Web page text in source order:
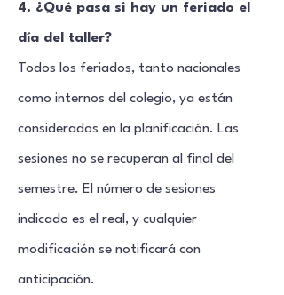
4. ¿Qué pasa si hay un feriado el
día del taller?
Todos los feriados, tanto nacionales
como internos del colegio, ya están
considerados en la planificación. Las
sesiones no se recuperan al final del
semestre. El número de sesiones
indicado es el real, y cualquier
modificación se notificará con
anticipación.